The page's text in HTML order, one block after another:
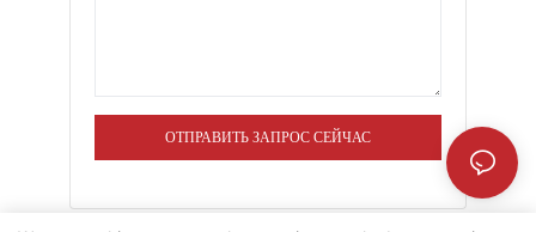
ОТПРАВИТЬ ЗАПРОС СЕЙЧАС